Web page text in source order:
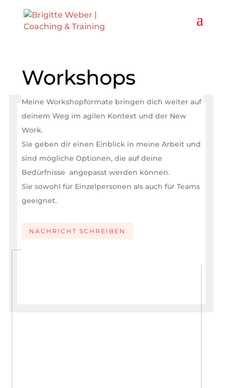
Workshops
Meine Workshopformate bringen dich weiter auf
deinem Weg im agilen Kontext und der New
Work.
Sie geben dir einen Einblick in meine Arbeit und
sind mögliche Optionen, die auf deine
Bedürfnisse angepasst werden können.
Sie sowohl für Einzelpersonen als auch für Teams
geeignet.
NACHRICHT SCHREIBEN